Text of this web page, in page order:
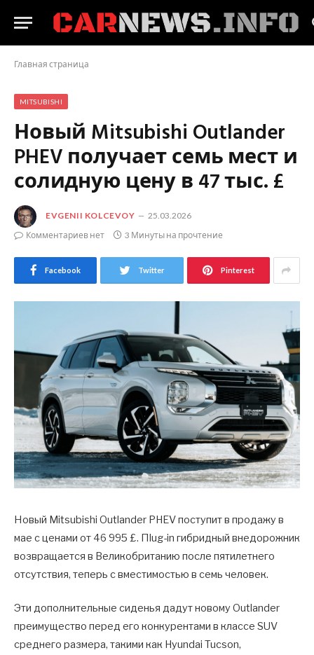
Главная страница
MITSUBISHI
Новый Mitsubishi Outlander
PHEV получает семь мест и
солидную цену в 47 тыс. £
EVGENII KOLCEVOY
25.03.2026
Комментариев нет
3 Минуты на прочтение
Facebook Twitter Pinterest
Новый Mitsubishi Outlander PHEV поступит в продажу в
мае с ценами от 46 995 £. Пlug-in гибридный внедорожник
возвращается в Великобританию после пятилетнего
отсутствия, теперь с вместимостью в семь человек.
Эти дополнительные сиденья дадут новому Outlander
преимущество перед его конкурентами в классе SUV
среднего размера, такими как Hyundai Tucson,